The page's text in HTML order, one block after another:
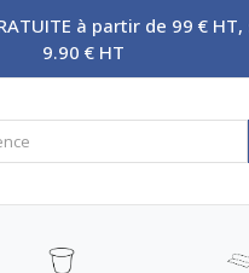
à partir de 99 € HT,
9.90 € HT